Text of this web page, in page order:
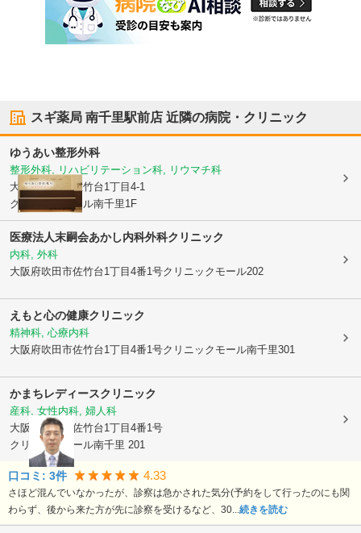
スギ薬局 南千里駅前店 近隣の病院・クリニック
ゆうあい整形外科
整形外科, リハビリテーション科, リウマチ科
大阪府吹田市佐竹台1丁目4-1
クリニックモール南千里1F
医療法人末嗣会あかし内科外科クリニック
内科, 外科
大阪府吹田市佐竹台1丁目4番1号クリニックモール202
えもと心の健康クリニック
精神科, 心療内科
大阪府吹田市佐竹台1丁目4番1号クリニックモール南千里301
かまちレディースクリニック
産科, 女性内科, 婦人科
大阪府吹田市
佐竹台1丁目4番1号
クリニックモール南千里 201
口コミ: 3件 4.33
さほど混んでいなかったが、診察は急かされた気分(予約をして行ったのにも関
わらず、後から来た方が先に診察を受けるなど、30...続きを読む